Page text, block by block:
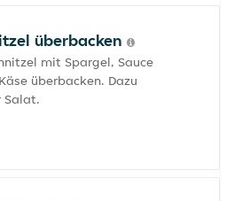
überbacken
mit Spargel, Sauce
überbacken. Dazu
Salat.